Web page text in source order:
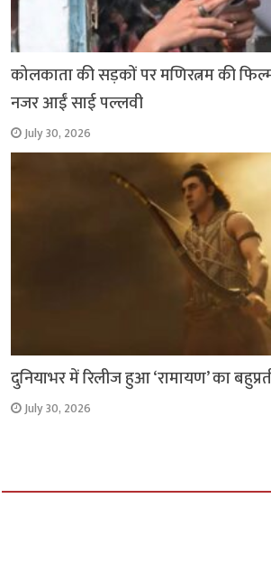
कोलकाता की सड़कों पर मणिरत्नम की
नजर आईं साई पल्लवी
July 30, 2026
दुनियाभर में रिलीज हुआ ‘रामायण’ का
July 30, 2026